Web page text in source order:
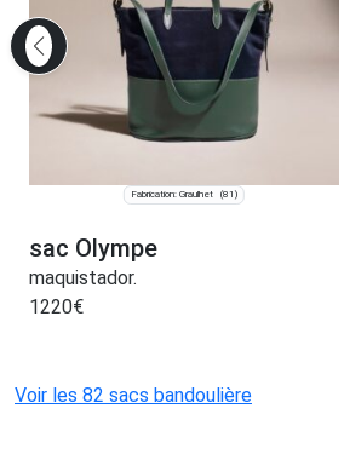
Fabrication: Graulhet (81)
sac Olympe
maquistador.
1220€
Voir les 82 sacs bandoulière